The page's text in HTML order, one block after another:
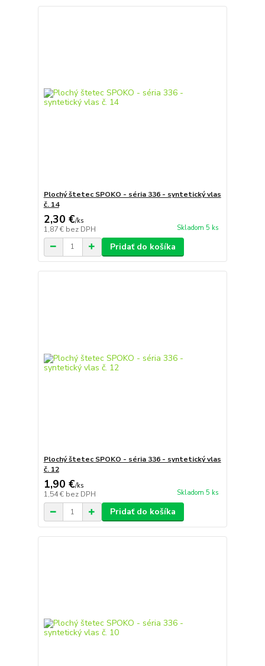
Plochý štetec SPOKO - séria 336 - syntetický vlas
č. 14
2,30 €/ks
1,87 € bez DPH Skladom 5 ks
Pridať do košíka
Plochý štetec SPOKO - séria 336 - syntetický vlas
č. 12
1,90 €/ks
1,54 € bez DPH Skladom 5 ks
Pridať do košíka